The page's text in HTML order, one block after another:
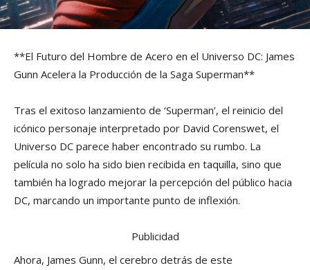
**El Futuro del Hombre de Acero en el Universo DC: James
Gunn Acelera la Producción de la Saga Superman**
Tras el exitoso lanzamiento de ‘Superman’, el reinicio del
icónico personaje interpretado por David Corenswet, el
Universo DC parece haber encontrado su rumbo. La
película no solo ha sido bien recibida en taquilla, sino que
también ha logrado mejorar la percepción del público hacia
DC, marcando un importante punto de inflexión.
Publicidad
Ahora, James Gunn, el cerebro detrás de este